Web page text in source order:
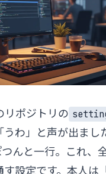
リポジトリの
わ」と声が出まし
んと一行。これ、
設定です。本人は「